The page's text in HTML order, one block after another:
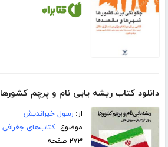
دانلود کتاب ریشه یابی نام و پرچم کشورها
از:رسول خیراندیش
موضوع:کتاب‌های جغرافی
۲۷۳ صفحه